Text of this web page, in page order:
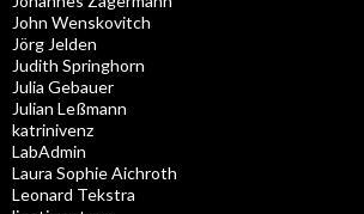
John Wenskovitch
Jörg Jelden
Judith Springhorn
Julia Gebauer
Julian Leßmann
katrinivenz
LabAdmin
Laura Sophie Aichroth
Leonard Tekstra